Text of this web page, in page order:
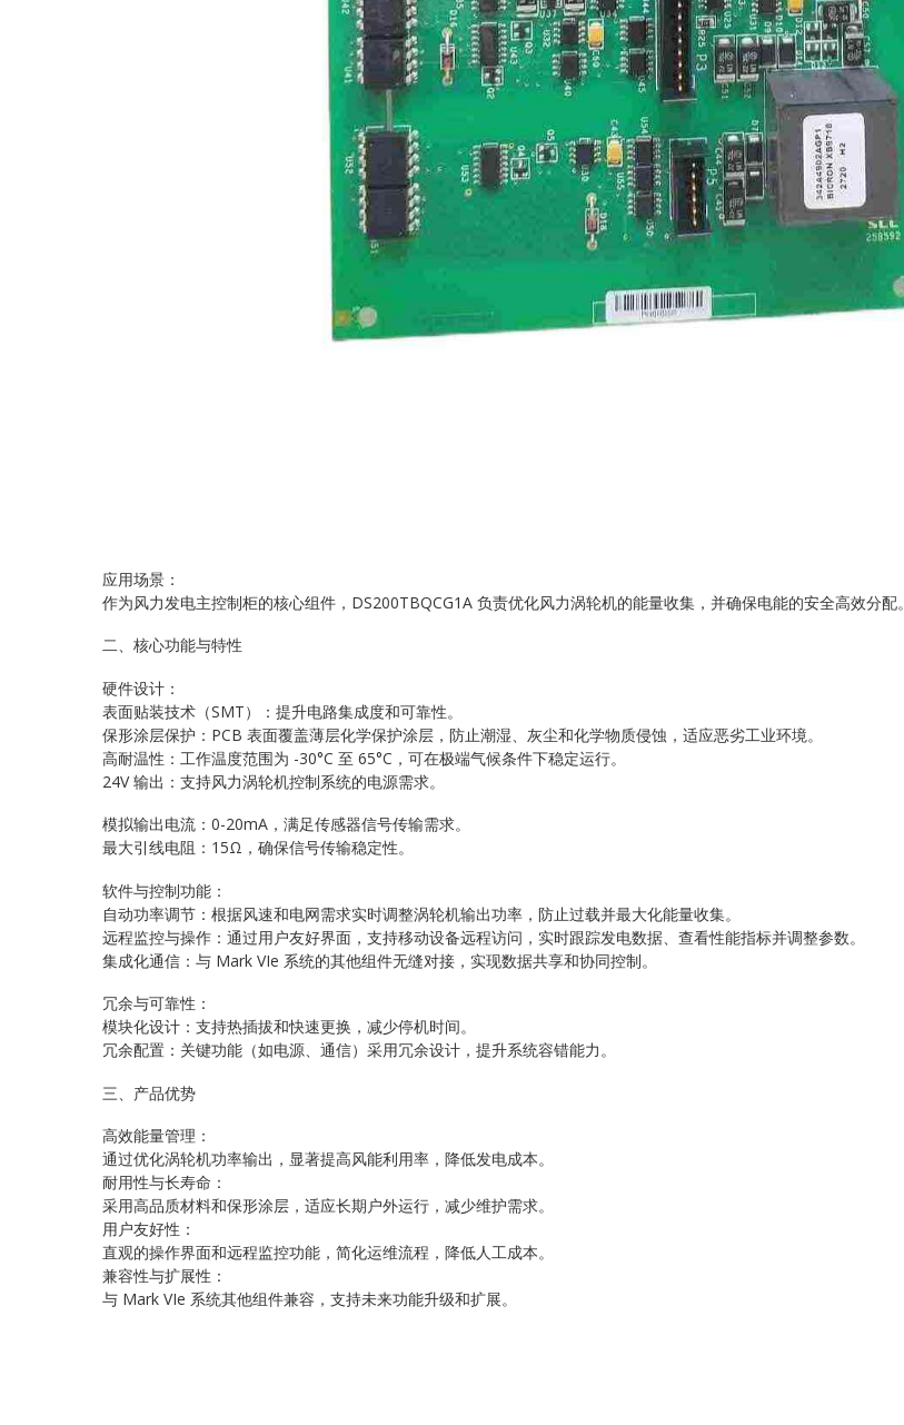
应用场景：
作为风力发电主控制柜的核心组件，DS200TBQCG1A 负责优化风力涡轮机的能量收集，并确保电能的安全高效分配。
二、核心功能与特性
硬件设计：
表面贴装技术（SMT）：提升电路集成度和可靠性。
保形涂层保护：PCB 表面覆盖薄层化学保护涂层，防止潮湿、灰尘和化学物质侵蚀，适应恶劣工业环境。
高耐温性：工作温度范围为 -30°C 至 65°C，可在极端气候条件下稳定运行。
24V 输出：支持风力涡轮机控制系统的电源需求。
模拟输出电流：0-20mA，满足传感器信号传输需求。
最大引线电阻：15Ω，确保信号传输稳定性。
软件与控制功能：
自动功率调节：根据风速和电网需求实时调整涡轮机输出功率，防止过载并最大化能量收集。
远程监控与操作：通过用户友好界面，支持移动设备远程访问，实时跟踪发电数据、查看性能指标并调整参数。
集成化通信：与 Mark VIe 系统的其他组件无缝对接，实现数据共享和协同控制。
冗余与可靠性：
模块化设计：支持热插拔和快速更换，减少停机时间。
冗余配置：关键功能（如电源、通信）采用冗余设计，提升系统容错能力。
三、产品优势
高效能量管理：
通过优化涡轮机功率输出，显著提高风能利用率，降低发电成本。
耐用性与长寿命：
采用高品质材料和保形涂层，适应长期户外运行，减少维护需求。
用户友好性：
直观的操作界面和远程监控功能，简化运维流程，降低人工成本。
兼容性与扩展性：
与 Mark VIe 系统其他组件兼容，支持未来功能升级和扩展。